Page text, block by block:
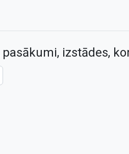
izstādes,